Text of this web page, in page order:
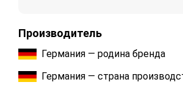
Производитель
Германия — родина бренда
Германия — страна